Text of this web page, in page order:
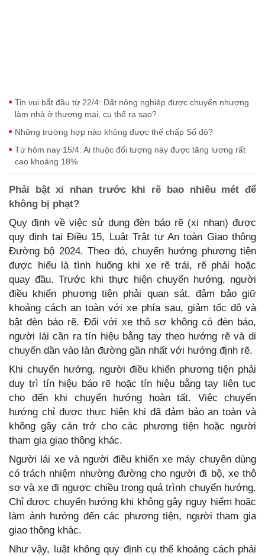
Tin vui bắt đầu từ 22/4: Đất nông nghiệp được chuyển nhượng
làm nhà ở thương mại, cụ thể ra sao?
Những trường hợp nào không được thế chấp Sổ đỏ?
Từ hôm nay 15/4: Ai thuộc đối tượng này được tăng lương rất
cao khoảng 18%
Phải bật xi nhan trước khi rẽ bao nhiêu mét để
không bị phạt?
Quy định về việc sử dụng đèn báo rẽ (xi nhan) được
quy định tại Điều 15, Luật Trật tự An toàn Giao thông
Đường bộ 2024. Theo đó, chuyển hướng phương tiện
được hiểu là tình huống khi xe rẽ trái, rẽ phải hoặc
quay đầu. Trước khi thực hiện chuyển hướng, người
điều khiển phương tiện phải quan sát, đảm bảo giữ
khoảng cách an toàn với xe phía sau, giảm tốc độ và
bật đèn báo rẽ. Đối với xe thô sơ không có đèn báo,
người lái cần ra tín hiệu bằng tay theo hướng rẽ và di
chuyển dần vào làn đường gần nhất với hướng định rẽ.
Khi chuyển hướng, người điều khiển phương tiện phải
duy trì tín hiệu báo rẽ hoặc tín hiệu bằng tay liên tục
cho đến khi chuyển hướng hoàn tất. Việc chuyển
hướng chỉ được thực hiện khi đã đảm bảo an toàn và
không gây cản trở cho các phương tiện hoặc người
tham gia giao thông khác.
Người lái xe và người điều khiển xe máy chuyên dùng
có trách nhiệm nhường đường cho người đi bộ, xe thô
sơ và xe đi ngược chiều trong quá trình chuyển hướng.
Chỉ được chuyển hướng khi không gây nguy hiểm hoặc
làm ảnh hưởng đến các phương tiện, người tham gia
giao thông khác.
Như vậy, luật không quy định cụ thể khoảng cách phải